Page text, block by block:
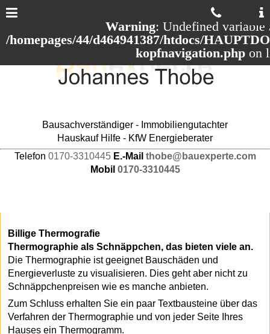
Warning: Undefined variable
/homepages/44/d464941387/htdocs/
kopfnavigation.php on
Bausachverständiger - Immobiliengutachter
Hauskauf Hilfe - KfW Energieberater
Telefon 0170-3310445 E.-Mail thobe@bauexperte.com
Mobil 0170-3310445
Billige Thermografie
Thermographie als Schnäppchen, das bieten viele an.
Die Thermographie ist geeignet Bauschäden und
Energieverluste zu visualisieren. Dies geht aber nicht zu
Schnäppchenpreisen wie es manche anbieten.
Zum Schluss erhalten Sie ein paar Textbausteine über das
Verfahren der Thermographie und von jeder Seite Ihres
Hauses ein Thermogramm.